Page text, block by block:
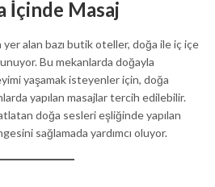
İçinde Masaj
yer alan bazı butik oteller, doğa ile iç içe
Bu mekanlarda doğayla
yaşamak isteyenler için, doğa
yapılan masajlar tercih edilebilir.
doğa sesleri eşliğinde yapılan
sağlamada yardımcı oluyor.